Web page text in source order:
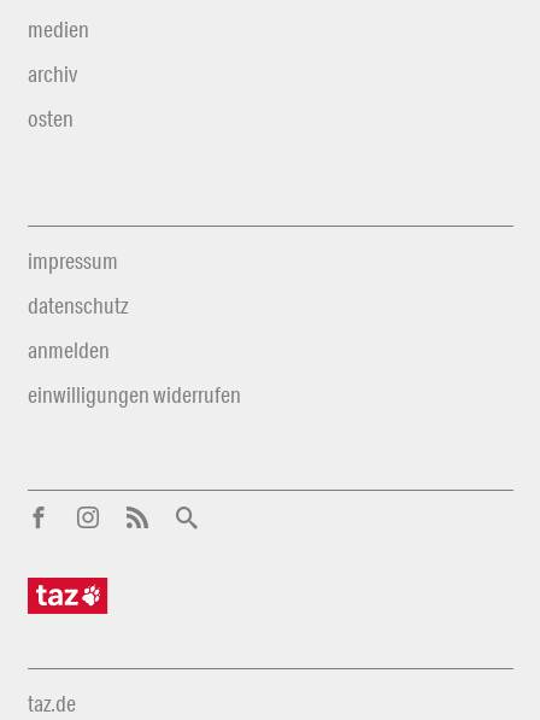
medien
archiv
osten
impressum
datenschutz
anmelden
einwilligungen widerrufen
taz.de